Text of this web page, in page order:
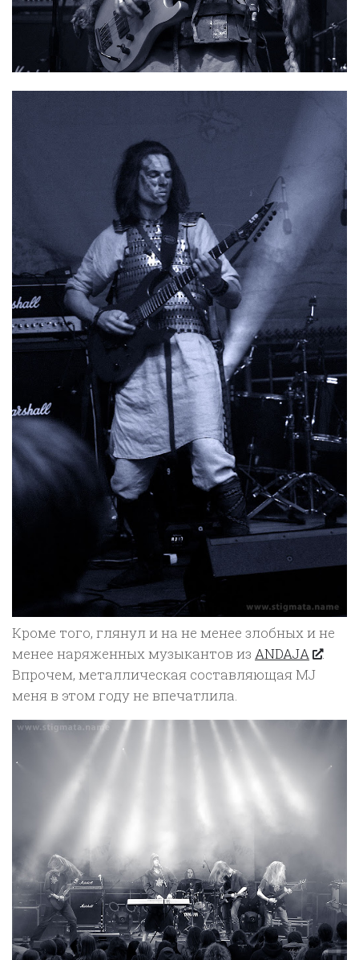
Кроме того, глянул и на не менее злобных и не
менее наряженных музыкантов из ANDAJA
.
Впрочем, металлическая составляющая MJ
меня в этом году не впечатлила.